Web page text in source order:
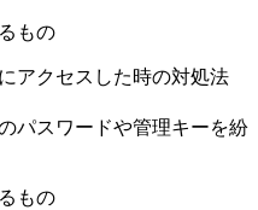
もの
アクセスした時の対処法
パスワードや管理キーを紛
もの